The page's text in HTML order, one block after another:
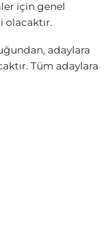
için genel
olacaktır.
adaylara
Tüm adaylara